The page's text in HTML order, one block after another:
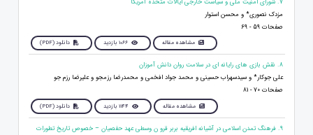
مزدک نصوری* و محسن استوار
صفحات 59 - 69
مشاهده مقاله 1066 بازدید دانلود (PDF)
8. نقش بازی‌ های رایانه‌ ای در سلامت روان دانش‌ آموزان
علی جوکار* و سیدسهراب حسینی و محمد جواد افخمی و محمدرضا رزمجو و علیرضا رزم جو
صفحات 70 - 81
مشاهده مقاله 1144 بازدید دانلود (PDF)
9. فرهنگ تمدن اسلامی در آشیانه افریقیه بربر قرو ن وسطی عهد حفصیان – خصوص تاریخ تطورات